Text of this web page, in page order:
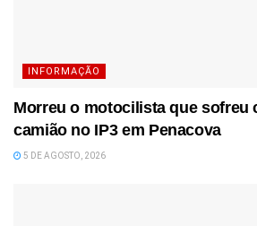
INFORMAÇÃO
Morreu o motocilista que sofreu
camião no IP3 em Penacova
5 DE AGOSTO, 2026